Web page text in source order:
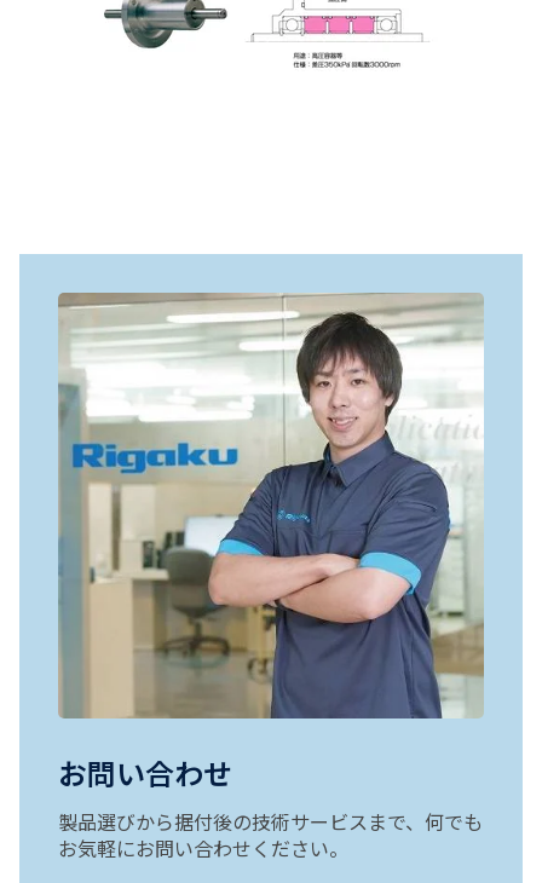
お問い合わせ
製品選びから据付後の技術サービスまで、何でも
お気軽にお問い合わせください。